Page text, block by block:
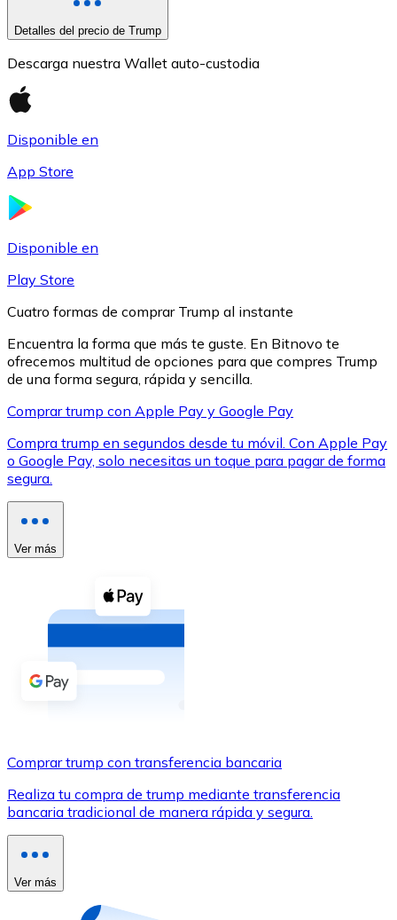
XRP
XRP
Ver todo
Compra criptomonedas con efectivo en tu tienda más
Comprar con efectivo
Transferencia SEPA
Utiliza tarjetas Visa y Mastercard para comprar
Comprar con tarjeta
Detalles del precio de Trump
Descarga nuestra Wallet auto-custodia
Disponible en
App Store
Disponible en
Play Store
Cuatro formas de comprar Trump al instante
Encuentra la forma que más te guste. En Bitnovo te
ofrecemos multitud de opciones para que compres Trump
de una forma segura, rápida y sencilla.
Comprar trump con Apple Pay y Google Pay
Compra trump en segundos desde tu móvil. Con Apple Pay
o Google Pay, solo necesitas un toque para pagar de forma
segura.
Ver más
Comprar trump con transferencia bancaria
Realiza tu compra de trump mediante transferencia
bancaria tradicional de manera rápida y segura.
Ver más